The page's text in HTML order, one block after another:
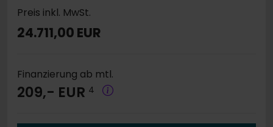
Preis inkl. MwSt.
24.711,00 EUR
Finanzierung ab mtl.
209,- EUR 4